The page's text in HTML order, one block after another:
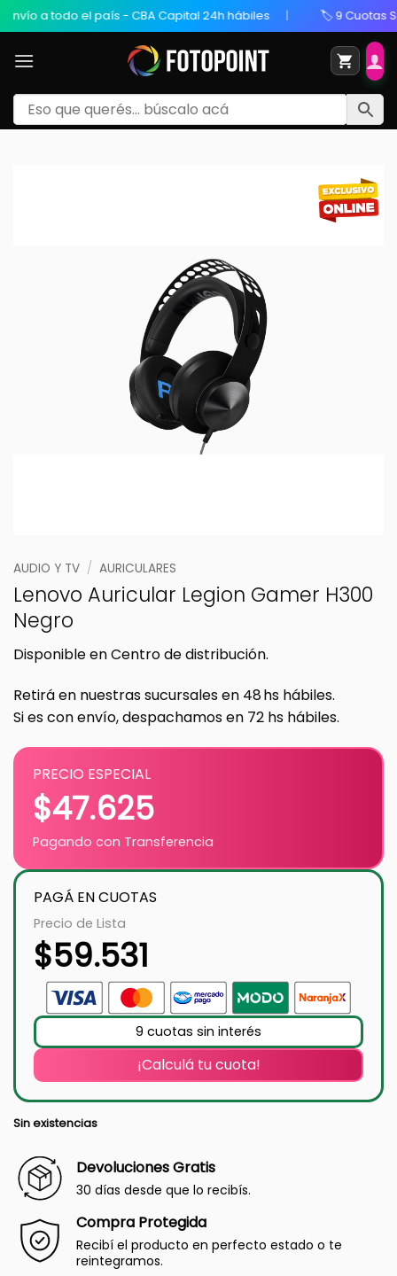
el país - CBA Capital 24h hábiles 🏷️ 9 Cuotas Sin
AUDIO Y TV / AURICULARES
Lenovo Auricular Legion Gamer H300
Negro
Disponible en Centro de distribución.
Retirá en nuestras sucursales en 48 hs hábiles.
Si es con envío, despachamos en 72 hs hábiles.
PRECIO ESPECIAL
$47.625
Pagando con Transferencia
PAGÁ EN CUOTAS
Precio de Lista
$59.531
9 cuotas sin interés
¡Calculá tu cuota!
Sin existencias
Devoluciones Gratis
30 días desde que lo recibís.
Compra Protegida
Recibí el producto en perfecto estado o te
reintegramos.